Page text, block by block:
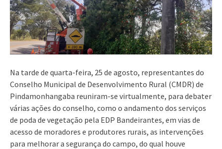
Na tarde de quarta-feira, 25 de agosto, representantes do
Conselho Municipal de Desenvolvimento Rural (CMDR) de
Pindamonhangaba reuniram-se virtualmente, para debater
várias ações do conselho, como o andamento dos serviços
de poda de vegetação pela EDP Bandeirantes, em vias de
acesso de moradores e produtores rurais, as intervenções
para melhorar a segurança do campo, do qual houve